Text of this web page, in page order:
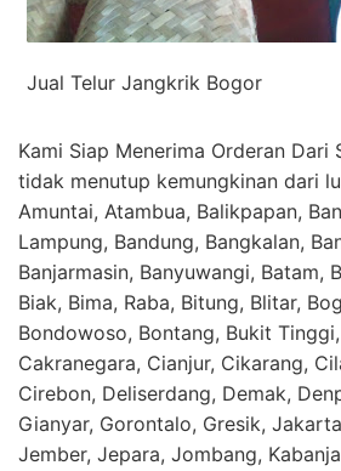
Jual Telur Jangkrik Bogor
Kami Siap Menerima Orderan Dari
tidak menutup kemungkinan dari
Amuntai, Atambua, Balikpapan,
Lampung, Bandung, Bangkalan,
Banjarmasin, Banyuwangi, Batam,
Biak, Bima, Raba, Bitung, Blitar,
Bondowoso, Bontang, Bukit
Cakranegara, Cianjur, Cikarang,
Cirebon, Deliserdang, Demak,
Gianyar, Gorontalo, Gresik,
Jember, Jepara, Jombang,